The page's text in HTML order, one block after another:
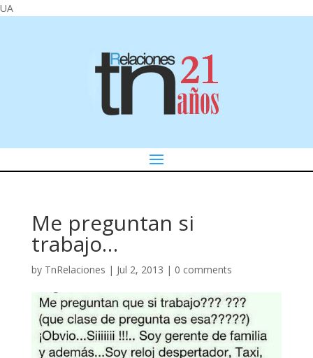
UA
Me preguntan si
trabajo…
by TnRelaciones | Jul 2, 2013 | 0 comments